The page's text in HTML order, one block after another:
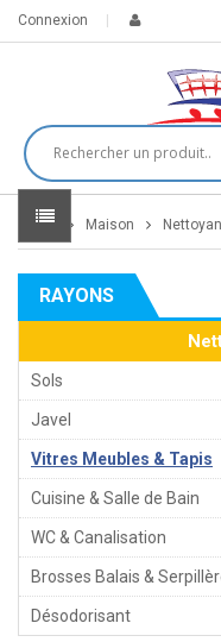
Connexion
Home Maison
RAYONS
Sols
Javel
Vitres Meubles & Tapis
Cuisine & Salle de Bain
WC & Canalisation
Brosses Balais &
Désodorisant